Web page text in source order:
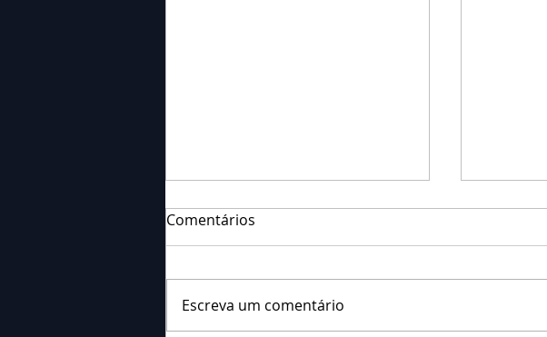
Comentários
Escreva um comentário